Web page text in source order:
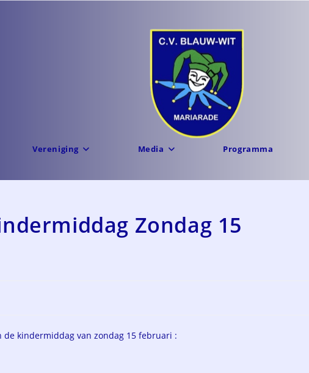
Vereniging Media Programma
Zondag 15
kindermiddag van zondag 15 februari :